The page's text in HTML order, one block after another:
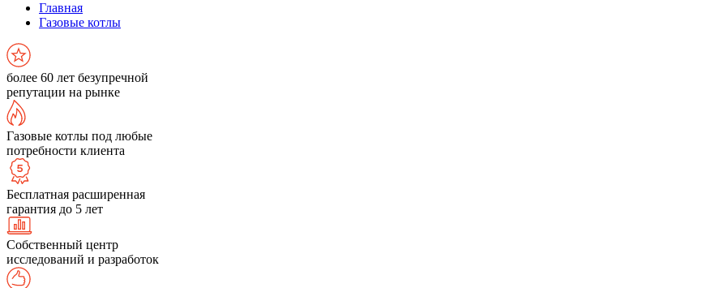
Главная
Газовые котлы
более 60 лет безупречной
репутации на рынке
Газовые котлы под любые
потребности клиента
Бесплатная расширенная
гарантия до 5 лет
Собственный центр
исследований и разработок